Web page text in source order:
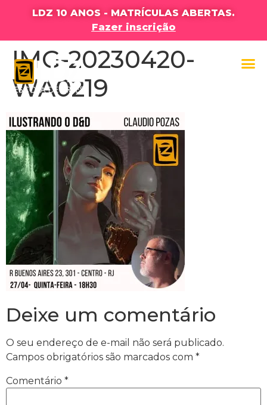
LDZ 10 ANOS - MATRÍCULAS ABERTAS.
Fazer inscrição
IMG-20230420-
WA0219
Deixe um comentário
O seu endereço de e-mail não será publicado.
Campos obrigatórios são marcados com *
Comentário *